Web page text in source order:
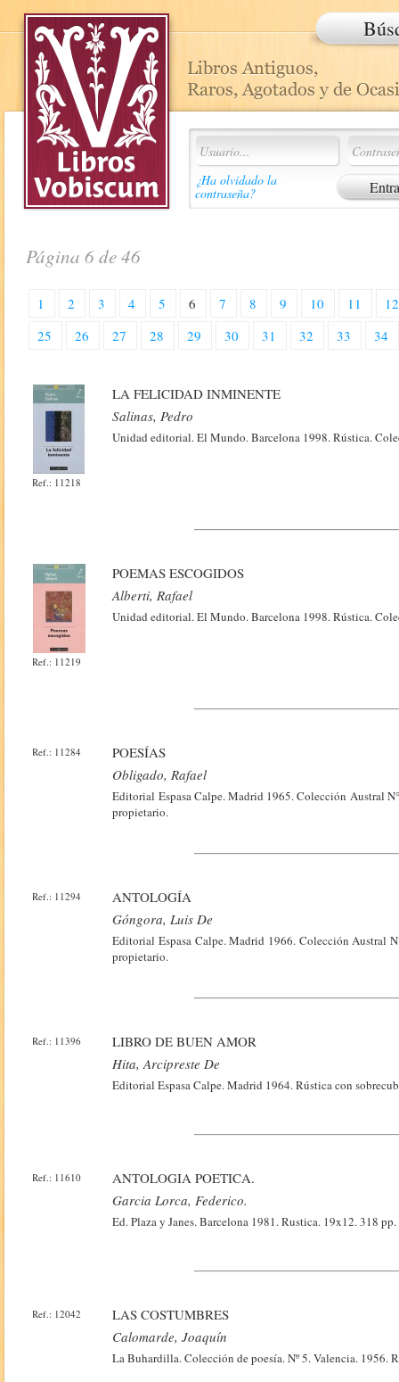
¿Ha olvidado la
contraseña?
Página 6 de 46
1 2 3 4 5 6 7 8 9 10 11
12
25
26 27 28 29 30 31 32 33 34
Ref.: 11218
LA FELICIDAD INMINENTE
Salinas, Pedro
Unidad editorial. El Mundo. Barcelona 1998. Rústica.
Ref.: 11219
POEMAS ESCOGIDOS
Alberti, Rafael
Unidad editorial. El Mundo. Barcelona 1998. Rústica.
Ref.: 11284
POESÍAS
Obligado, Rafael
Editorial Espasa Calpe. Madrid 1965. Colección Austral
propietario.
Ref.: 11294
ANTOLOGÍA
Góngora, Luis De
Editorial Espasa Calpe. Madrid 1966. Colección Austral
propietario.
Ref.: 11396
LIBRO DE BUEN AMOR
Hita, Arcipreste De
Editorial Espasa Calpe. Madrid 1964. Rústica con
Ref.: 11610
ANTOLOGIA POETICA.
Garcia Lorca, Federico.
Ed. Plaza y Janes. Barcelona 1981. Rustica. 19x12. 318 pp.
Ref.: 12042
LAS COSTUMBRES
Calomarde, Joaquín
La Buhardilla. Colección de poesía. Nº 5. Valencia. 1956.